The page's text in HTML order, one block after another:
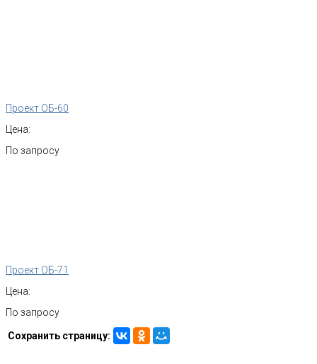
Проект ОБ-60
Цена:
По запросу
Проект ОБ-71
Цена:
По запросу
Сохранить страницу: